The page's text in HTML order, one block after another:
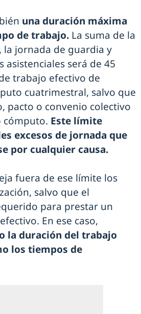
una duración máxima
de trabajo. La suma de la
jornada de guardia y
asistenciales será de 45
trabajo efectivo de
cuatrimestral, salvo que
pacto o convenio colectivo
cómputo. Este límite
excesos de jornada que
por cualquier causa.
fuera de ese límite los
salvo que el
para prestar un
En ese caso,
la duración del trabajo
los tiempos de